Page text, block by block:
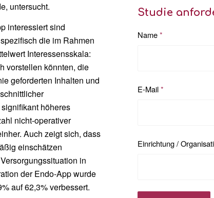
untersucht.
interessiert sind
die im Rahmen
Interessensskala:
vorstellen könnten, die
geforderten Inhalten und
höheres
nicht-operativer
Auch zeigt sich, dass
einschätzen
in
der Endo-App wurde
auf 62,3% verbessert.
Studie
Name*
E-Mail*
Einrichtung /